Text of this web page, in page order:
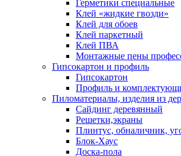
Герметики специальные
Клей «жидкие гвозди»
Клей для обоев
Клей паркетный
Клей ПВА
Монтажные пены
Гипсокартон и профиль
Гипсокартон
Профиль и
Пиломатериалы, изделия из
Сайдинг деревянный
Решетки,экраны
Плинтус, обналичник,
Блок-Хаус
Доска-пола